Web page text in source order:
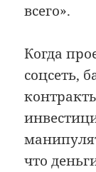
всего».
Когда
соцсеть,
что